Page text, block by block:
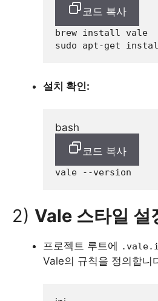
코드 복사
brew install vale
sudo apt-get
설치 확인:
bash
코드 복사
2) Vale 스타일 설
프로젝트 루트에
Vale의 규칙을 정의합니